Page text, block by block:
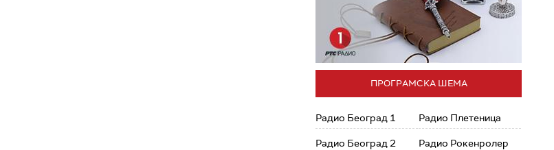
ПРОГРАМСКА ШЕМА
Радио Београд 1
Радио Београд 2
Радио Плетеница
Радио Рокенролер